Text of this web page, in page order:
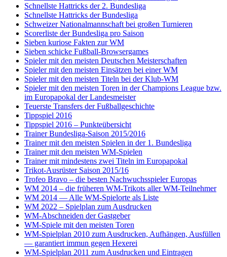
Schnellste Hattricks der 2. Bundesliga
Schnellste Hattricks der Bundesliga
Schweizer Nationalmannschaft bei großen Turnieren
Scorerliste der Bundesliga pro Saison
Sieben kuriose Fakten zur WM
Sieben schicke Fußball-Browsergames
Spieler mit den meisten Deutschen Meisterschaften
Spieler mit den meisten Einsätzen bei einer WM
Spieler mit den meisten Titeln bei der Klub-WM
Spieler mit den meisten Toren in der Champions League bzw.
im Europapokal der Landesmeister
Teuerste Transfers der Fußballgeschichte
Tippspiel 2016
Tippspiel 2016 – Punkteübersicht
Trainer Bundesliga-Saison 2015/2016
Trainer mit den meisten Spielen in der 1. Bundesliga
Trainer mit den meisten WM-Spielen
Trainer mit mindestens zwei Titeln im Europapokal
Trikot-Ausrüster Saison 2015/16
Trofeo Bravo – die besten Nachwuchsspieler Europas
WM 2014 – die früheren WM-Trikots aller WM-Teilnehmer
WM 2014 — Alle WM-Spielorte als Liste
WM 2022 – Spielplan zum Ausdrucken
WM-Abschneiden der Gastgeber
WM-Spiele mit den meisten Toren
WM-Spielplan 2010 zum Ausdrucken, Aufhängen, Ausfüllen
— garantiert immun gegen Hexerei
WM-Spielplan 2011 zum Ausdrucken und Eintragen